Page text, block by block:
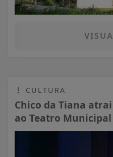
CULTURA
Chico da Tiana
ao Teatro